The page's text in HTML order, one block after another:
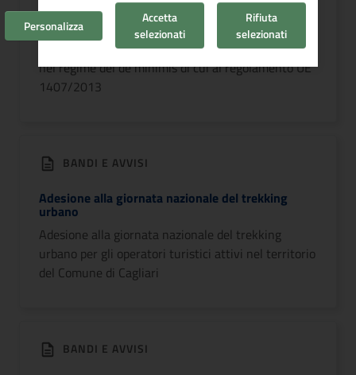
Contributi per la Promozione, lo Sviluppo
Economico e la valorizzazione turistica e
commerciale del territorio comunale, che rientrano
nel regime del de minimis di cui al regolamento UE
1407/2013
BANDI E AVVISI
Adesione alla giornata nazionale del trekking
urbano
Adesione alla giornata nazionale del trekking
urbano per gli operatori turistici attivi nel territorio
del Comune di Cagliari
BANDI E AVVISI
Personalizza
Accetta
selezionati
Rifiuta
selezionati